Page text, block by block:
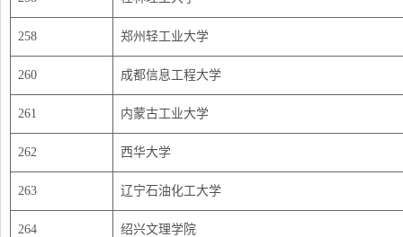
258 郑州轻工业大学
260 成都信息工程大学
261 内蒙古工业大学
262 西华大学
263 辽宁石油化工大学
264 绍兴文理学院